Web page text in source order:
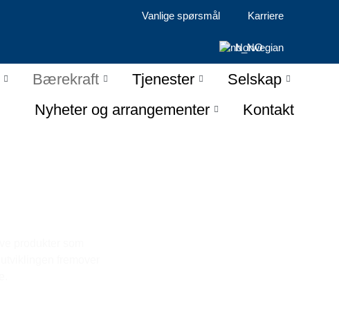
Vanlige spørsmål Karriere
Norwegian
Bærekraft Tjenester
Selskap
Nyheter og arrangementer
Kontakt